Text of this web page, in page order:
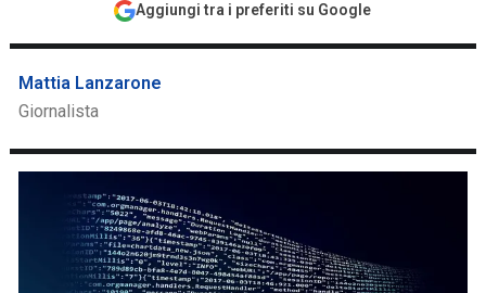
Aggiungi tra i preferiti su Google
Mattia Lanzarone
Giornalista